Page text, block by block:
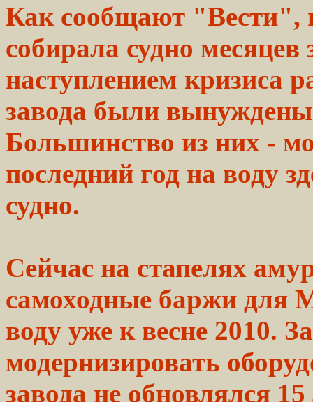
Как сообщают "Вести",
собирала судно
наступлением кризиса
завода были вынуждены
Большинство из них -
последний год на воду
судно.
Сейчас на стапелях
самоходные баржи для
воду уже к весне 2010.
модернизировать
завода не обновлялся 15